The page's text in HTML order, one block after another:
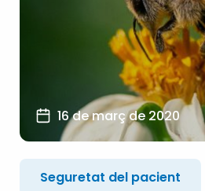
16 de març de 2020
Seguretat del pacient